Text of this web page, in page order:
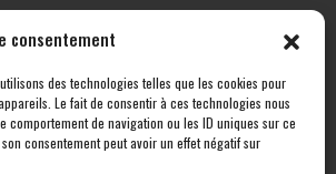
consentement
des technologies telles que les cookies pour
Le fait de consentir à ces technologies nous
comportement de navigation ou les ID uniques sur ce
consentement peut avoir un effet négatif sur